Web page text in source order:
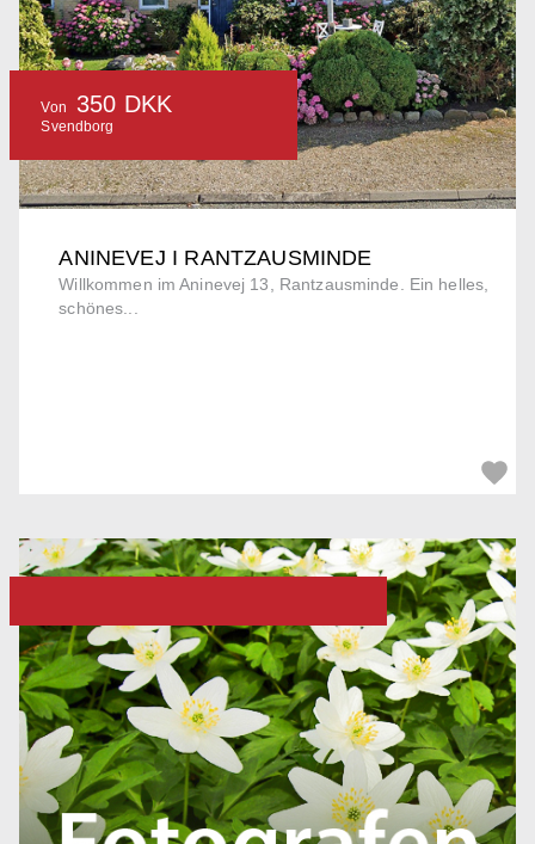
ANINEVEJ I RANTZAUSMINDE
Willkommen im Aninevej 13, Rantzausminde. Ein helles,
schönes...
Von 350 DKK
Svendborg